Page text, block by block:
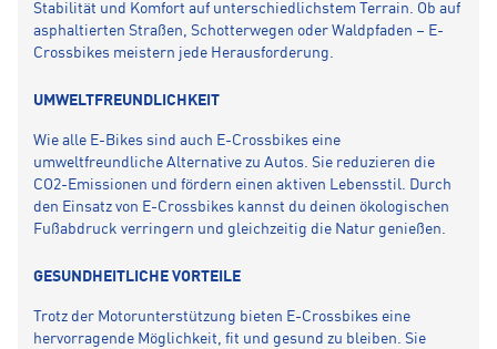
Stabilität und Komfort auf unterschiedlichstem Terrain. Ob auf
asphaltierten Straßen, Schotterwegen oder Waldpfaden – E-
Crossbikes meistern jede Herausforderung.
UMWELTFREUNDLICHKEIT
Wie alle E-Bikes sind auch E-Crossbikes eine
umweltfreundliche Alternative zu Autos. Sie reduzieren die
CO2-Emissionen und fördern einen aktiven Lebensstil. Durch
den Einsatz von E-Crossbikes kannst du deinen ökologischen
Fußabdruck verringern und gleichzeitig die Natur genießen.
GESUNDHEITLICHE VORTEILE
Trotz der Motorunterstützung bieten E-Crossbikes eine
hervorragende Möglichkeit, fit und gesund zu bleiben. Sie